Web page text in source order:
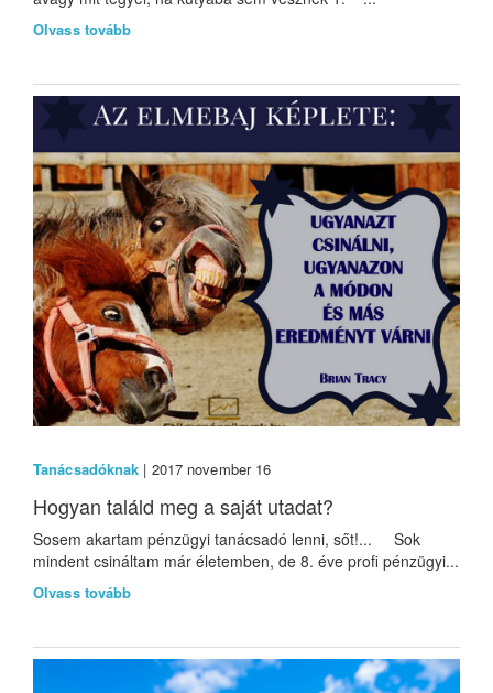
Olvass tovább
Tanácsadóknak | 2017 november 16
Hogyan találd meg a saját utadat?
Sosem akartam pénzügyi tanácsadó lenni, sőt!... Sok
mindent csináltam már életemben, de 8. éve profi pénzügyi...
Olvass tovább